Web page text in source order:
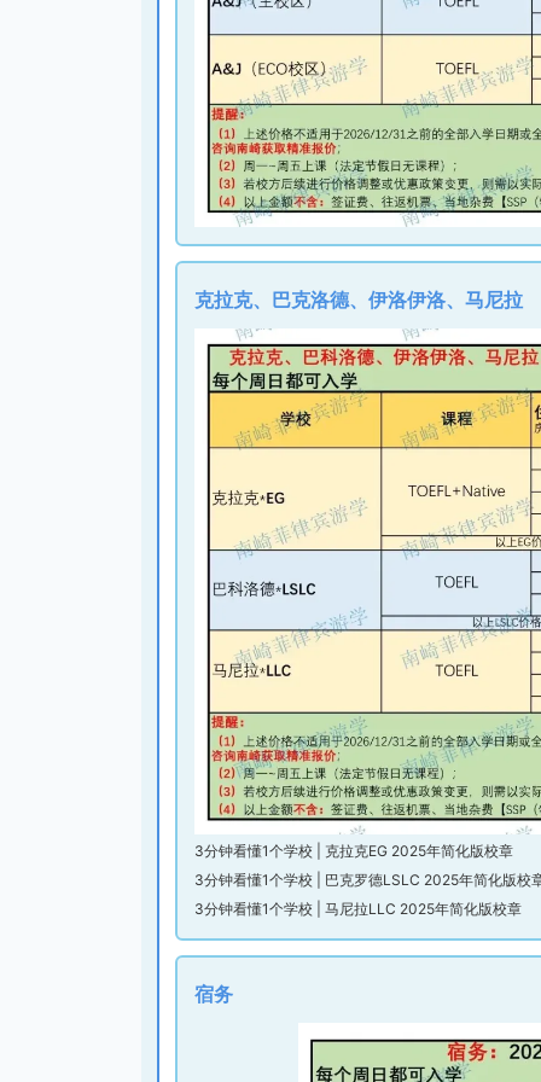
克拉克、巴克洛德、伊洛伊洛、马尼拉
3分钟看懂1个学校 | 克拉克EG 2025年简化版校章
3分钟看懂1个学校 | 巴克罗德LSLC 2025年简化版校
3分钟看懂1个学校 | 马尼拉LLC 2025年简化版校章
宿务